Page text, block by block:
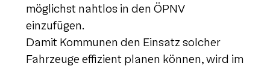
möglichst nahtlos in den ÖPNV
einzufügen.
Damit Kommunen den Einsatz solcher
Fahrzeuge effizient planen können, wird im